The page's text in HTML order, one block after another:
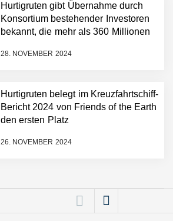
Hurtigruten gibt Übernahme durch
Konsortium bestehender Investoren
bekannt, die mehr als 360 Millionen
Unternehmen einbringen
28. NOVEMBER 2024
Hurtigruten belegt im Kreuzfahrtschiff-
Bericht 2024 von Friends of the Earth
den ersten Platz
26. NOVEMBER 2024